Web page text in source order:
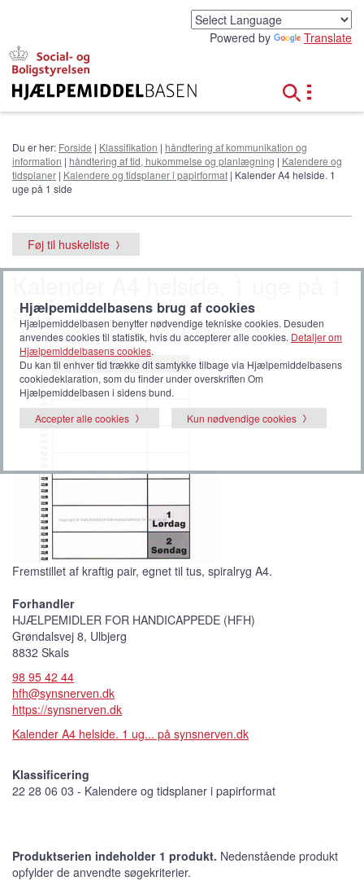
d
Powered by Translate
Du er her: Forside | Klassifikation | håndtering af kommunikation og
information | håndtering af tid, hukommelse og planlægning | Kalendere og
tidsplaner | Kalendere og tidsplaner i papirformat | Kalender A4 helside. 1
uge på 1 side
Føj til huskeliste
side
Fremstillet af kraftig pair, egnet til tus, spiralryg A4.
Forhandler
HJÆLPEMIDLER FOR HANDICAPPEDE (HFH)
Grøndalsvej 8, Ulbjerg
8832 Skals
98 95 42 44
hfh@synsnerven.dk
https://synsnerven.dk
Kalender A4 helside. 1 ug... på synsnerven.dk
Klassificering
22 28 06 03 - Kalendere og tidsplaner i papirformat
Produktserien indeholder 1 produkt. Nedenstående produkt
opfylder de anvendte søgekriterier.
Hjælpemiddelbasens brug af cookies
Hjælpemiddelbasen benytter nødvendige tekniske cookies. Desuden
anvendes cookies til statistik, hvis du accepterer alle cookies. Detaljer om
Hjælpemiddelbasens cookies.
Du kan til enhver tid trække dit samtykke tilbage via Hjælpemiddelbasens
cookiedeklaration, som du finder under overskriften Om
Hjælpemiddelbasen i sidens bund.
Accepter alle cookies
Kun nødvendige cookies